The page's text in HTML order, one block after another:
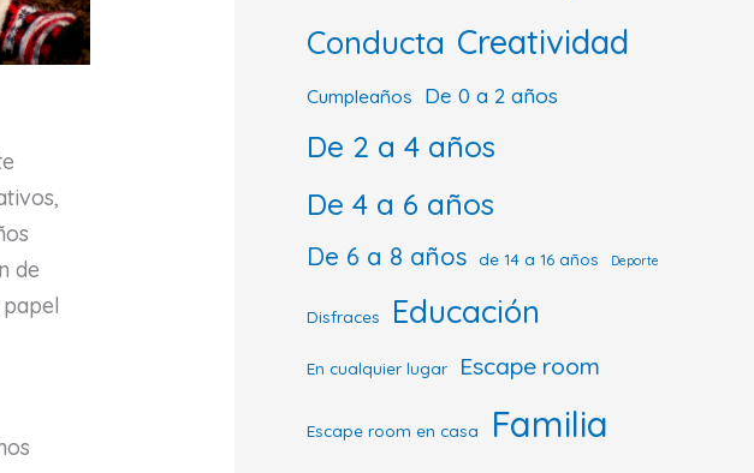
de
Conducta Creatividad
Cumpleaños De 0 a 2 años
De 2 a 4 años
De 4 a 6 años
De 6 a 8 años de 14 a 16 años Deporte
Disfraces Educación
En cualquier lugar Escape room
Escape room en casa Familia